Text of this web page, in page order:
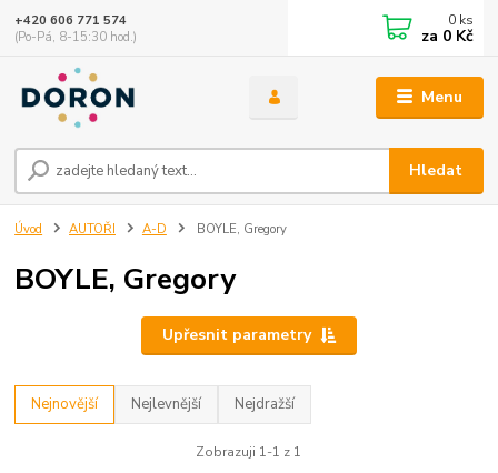
Menu
Hledat
+420 606 771 574
(Po-Pá, 8-15:30 hod.)
0 ks
za 0 Kč
Úvod AUTOŘI A-D BOYLE, Gregory
BOYLE, Gregory
Upřesnit parametry
Nejnovější Nejlevnější Nejdražší
Zobrazuji 1-1 z 1